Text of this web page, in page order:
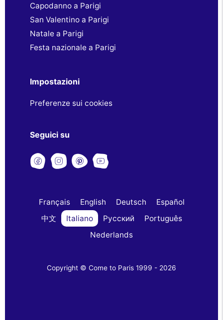
Capodanno a Parigi
San Valentino a Parigi
Natale a Parigi
Festa nazionale a Parigi
Impostazioni
Preferenze sui cookies
Seguici su
Français English Deutsch
Español
中文
Italiano Русский
Português
Nederlands
Copyright © Come to Paris 1999 - 2026